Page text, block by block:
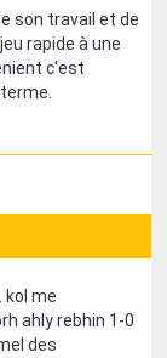
son travail et de
rapide à une
c'est
kol me
ahly rebhin 1-0
des